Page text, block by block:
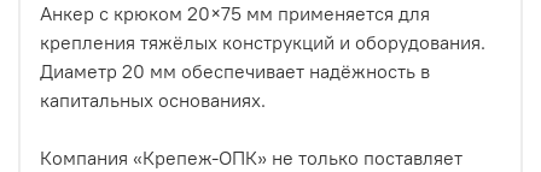
Анкер с крюком 20×75 мм применяется для
крепления тяжёлых конструкций и оборудования.
Диаметр 20 мм обеспечивает надёжность в
капитальных основаниях.
Компания «Крепеж-ОПК» не только поставляет